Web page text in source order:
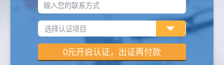
输入您的联系方式